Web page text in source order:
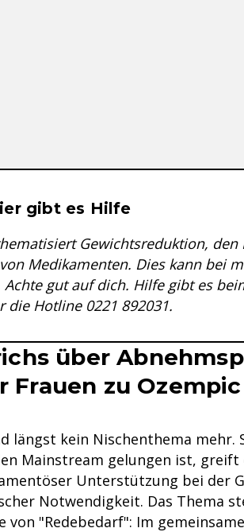
Informationen zum Inhalt
gibt es Hilfe
Gewichtsreduktion,
Medikamenten. Dies kann bei
Achte gut auf dich. Hilfe gibt es
Hotline 0221 892031.
über
Frauen zu Ozempic
längst kein Nischenthema mehr.
Mainstream gelungen ist, greift
Unterstützung bei der
Notwendigkeit. Das Thema
von "Redebedarf": Im